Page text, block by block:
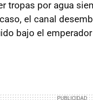
tropas por agua
el canal
bajo el